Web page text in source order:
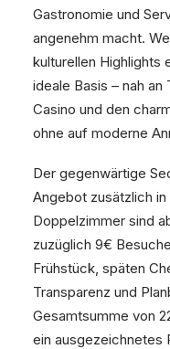
Gastronomie und
angenehm macht.
kulturellen Highlights
ideale Basis – nah an
Casino und den
ohne auf moderne
Der gegenwärtige
Angebot zusätzlich
Doppelzimmer sind
zuzüglich 9€
Frühstück, späten
Transparenz und
Gesamtsumme von
ein ausgezeichnetes